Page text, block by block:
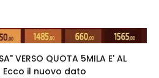
VERSO QUOTA 5MILA E' AL
Ecco il nuovo dato